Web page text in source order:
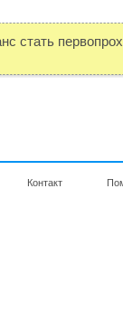
стать
Контакт